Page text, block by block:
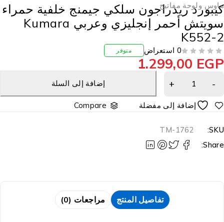
ولوحة مفاتيحريدراجون سلكي جيمنج خلفية حمراء
سويتش أحمر إنجليزي وعربي Kumara
K552-
0 استعراض متوفر
1.299,00
إضافة إلى السلة
Compare
TM-1762
تفاصيل المنتج مراجعات (0)